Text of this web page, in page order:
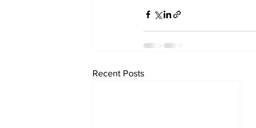
Recent Posts